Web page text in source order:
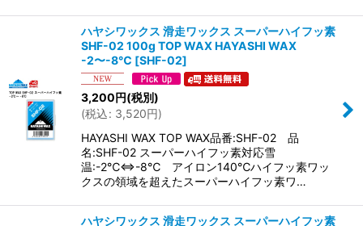
ハヤシワックス 滑走ワックス スーパーハイフッ素
SHF-02 100g TOP WAX HAYASHI WAX
-2〜-8℃ [SHF-02]
3,200円(税別)
(税込: 3,520円)
HAYASHI WAX TOP WAX品番:SHF-02 品
名:SHF-02 スーパーハイフッ素対応雪
温:-2℃⇔-8℃ アイロン140℃ハイフッ素ワッ
クスの領域を超えたスーパーハイフッ素ワ…
ハヤシワックス 滑走ワックス スーパーハイフッ素